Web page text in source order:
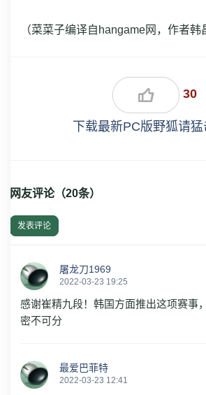
（菜菜子编译自hangame网，作者韩
30
下载最新PC版野狐请猛
网友评论（20条）
发表评论
屠龙刀1969
2022-03-23 19:25
感谢崔精九段！韩国方面推出这项赛事
密不可分
最爱巴菲特
2022-03-23 12:41